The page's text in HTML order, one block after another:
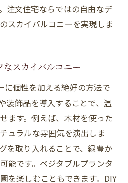
注文住宅ならではの自由なデ
スカイバルコニーを実現しま
スカイバルコニー
に個性を加える絶好の方法で
装飾品を導入することで、温
ます。例えば、木材を使った
ュラルな雰囲気を演出しま
を取り入れることで、緑豊か
能です。ベジタブルプランタ
を楽しむこともできます。DIY